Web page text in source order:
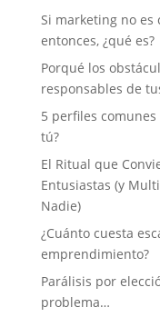
Si marketing no es
entonces, ¿qué es?
Porqué los
responsables de
5 perfiles
tú?
El Ritual que
Entusiastas (y
Nadie)
¿Cuánto cuesta
emprendimiento?
Parálisis por
problema…